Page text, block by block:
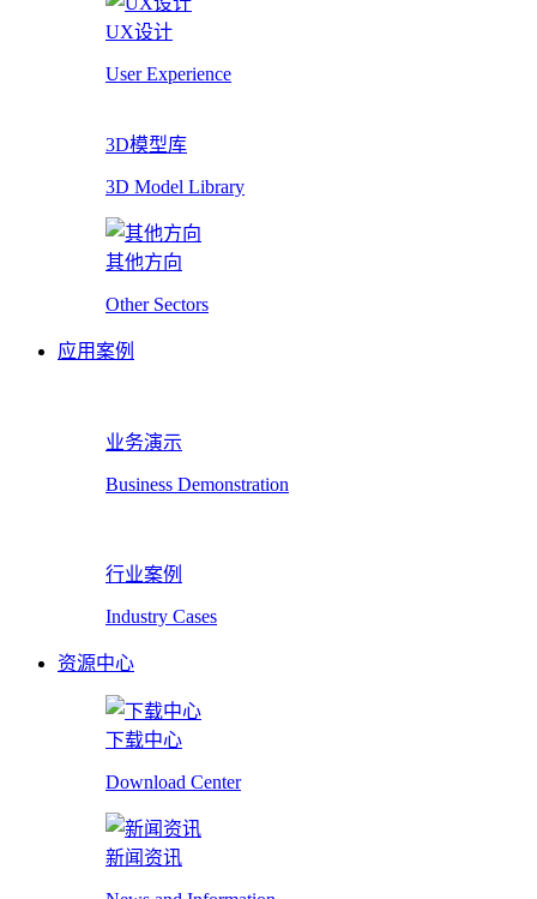
UX设计
User Experience
3D模型库
3D Model Library
其他方向
Other Sectors
应用案例
业务演示
Business Demonstration
行业案例
Industry Cases
资源中心
下载中心
Download Center
新闻资讯